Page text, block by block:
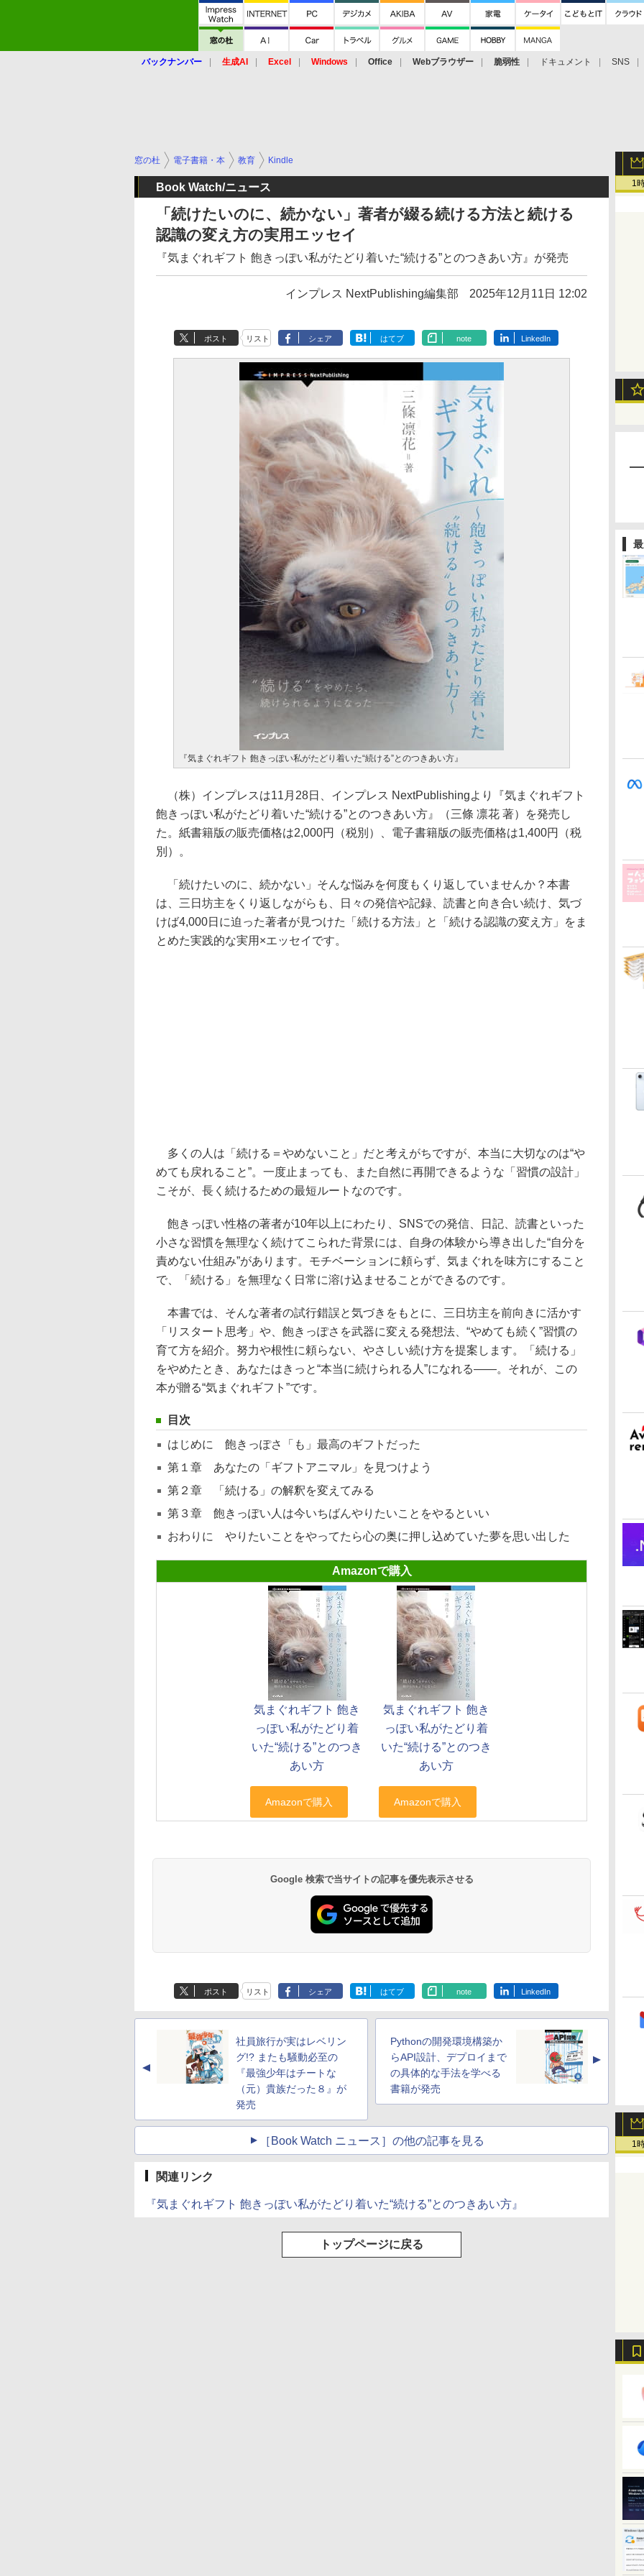
バックナンバー 生成AI Excel Windows Office Webブラウザー 脆弱性 ドキュメント SNS
1
1
窓の杜 電子書籍・本 教育 Kindle
Book Watch/ニュース
「続けたいのに、続かない」著者が綴る続ける方法と続ける
認識の変え方の実用エッセイ
『気まぐれギフト 飽きっぽい私がたどり着いた“続ける”とのつきあい方』が発売
インプレス NextPublishing編集部 2025年12月11日 12:02
ポスト リスト シェア はてブ note LinkedIn
『気まぐれギフト 飽きっぽい私がたどり着いた“続ける”とのつきあい方』
（株）インプレスは11月28日、インプレス NextPublishingより『気まぐれギフト
飽きっぽい私がたどり着いた“続ける”とのつきあい方』（三條 凛花 著）を発売し
た。紙書籍版の販売価格は2,000円（税別）、電子書籍版の販売価格は1,400円（税
別）。
「続けたいのに、続かない」そんな悩みを何度もくり返していませんか？本書
は、三日坊主をくり返しながらも、日々の発信や記録、読書と向き合い続け、気づ
けば4,000日に迫った著者が見つけた「続ける方法」と「続ける認識の変え方」をま
とめた実践的な実用×エッセイです。
多くの人は「続ける＝やめないこと」だと考えがちですが、本当に大切なのは“や
めても戻れること”。一度止まっても、また自然に再開できるような「習慣の設計」
こそが、長く続けるための最短ルートなのです。
飽きっぽい性格の著者が10年以上にわたり、SNSでの発信、日記、読書といった
小さな習慣を無理なく続けてこられた背景には、自身の体験から導き出した“自分を
責めない仕組み”があります。モチベーションに頼らず、気まぐれを味方にすること
で、「続ける」を無理なく日常に溶け込ませることができるのです。
本書では、そんな著者の試行錯誤と気づきをもとに、三日坊主を前向きに活かす
「リスタート思考」や、飽きっぽさを武器に変える発想法、“やめても続く”習慣の
育て方を紹介。努力や根性に頼らない、やさしい続け方を提案します。「続ける」
をやめたとき、あなたはきっと“本当に続けられる人”になれる――。それが、この
本が贈る“気まぐれギフト”です。
目次
はじめに 飽きっぽさ「も」最高のギフトだった
第１章 あなたの「ギフトアニマル」を見つけよう
第２章 「続ける」の解釈を変えてみる
第３章 飽きっぽい人は今いちばんやりたいことをやるといい
おわりに やりたいことをやってたら心の奥に押し込めていた夢を思い出した
Amazonで購入
気まぐれギフト 飽き
っぽい私がたどり着
いた“続ける”とのつき
あい方
気まぐれギフト 飽き
っぽい私がたどり着
いた“続ける”とのつき
あい方
Google 検索で当サイトの記事を優先表示させる
ポスト リスト シェア はてブ note LinkedIn
▲
社員旅行が実はレベリン
グ!? またも騒動必至の
『最強少年はチートな
（元）貴族だった８』が
発売
Pythonの開発環境構築か
らAPI設計、デプロイまで
の具体的な手法を学べる
書籍が発売
▲
［Book Watch ニュース］の他の記事を見る
関連リンク
『気まぐれギフト 飽きっぽい私がたどり着いた“続ける”とのつきあい方』
トップページに戻る